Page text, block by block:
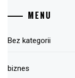
MENU
Bez kategorii
biznes